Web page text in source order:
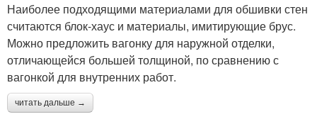
Наиболее подходящими материалами для обшивки стен
считаются блок-хаус и материалы, имитирующие брус.
Можно предложить вагонку для наружной отделки,
отличающейся большей толщиной, по сравнению с
вагонкой для внутренних работ.
читать дальше →